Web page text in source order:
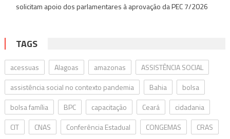
solicitam apoio dos parlamentares à aprovação da PEC 7/2026
TAGS
acessuas Alagoas amazonas
ASSISTÊNCIA SOCIAL
assistência social no contexto pandemia
Bahia
bolsa
bolsa família
BPC capacitação Ceará
cidadania
CIT
CNAS Conferência Estadual CONGEMAS
CRAS